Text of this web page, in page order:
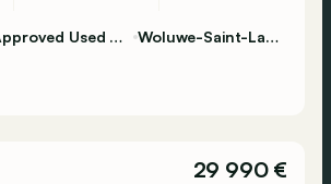
Toyota City Approved Used Woluwe Woluwe-Saint-Lambert
29 990 €